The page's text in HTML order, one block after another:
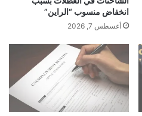
انخفاض منسوب “الراين”
أغسطس 7, 2026